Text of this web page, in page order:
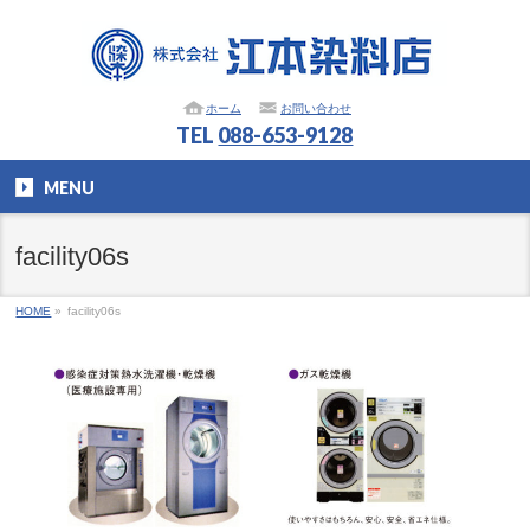
ホーム お問い合わせ
TEL 088-653-9128
MENU
facility06s
HOME » facility06s